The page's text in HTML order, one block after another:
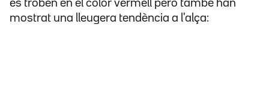
es troben en el color vermell però també han
mostrat una lleugera tendència a l'alça: